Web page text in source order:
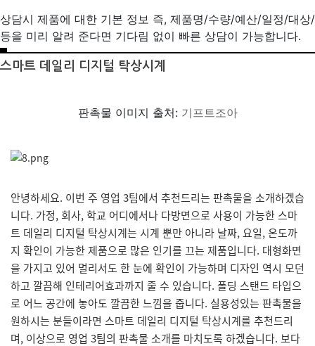
상담시 제품에 대한 기본 정보 즉, 제품명/수량/예산/일정/대상/
등을 미리 알려 준다면 기다림 없이 빠른 상담이 가능합니다.
스마트 데일리 디지털 탁상시계
판촉물 이미지 출처: 기프트조아
안녕하세요. 이번 주 영업 3팀에서 추천드리는 판촉물을 소개하겠습
니다. 가정, 회사, 학교 어디에서나 다방면으로 사용이 가능한 스마
트 데일리 디지털 탁상시계는 시계 뿐만 아니라 날짜, 요일, 온도까
지 확인이 가능한 제품으로 많은 인기를 끄는 제품입니다. 대형화면
을 가지고 있어 멀리서도 한 눈에 확인이 가능하며 디자인 역시 모던
하고 깔끔해 인테리어효과까지 줄 수 있습니다. 폴딩 스탠드 타입으
로 어느 공간에 놓아도 깔끔한 느낌을 줍니다. 실용성있는 판촉물을
원하시는 분들이라면 스마트 데일리 디지털 탁상시계를 추천드리
며, 이상으로 영업 3팀의 판촉물 소개를 마치도록 하겠습니다. 보다